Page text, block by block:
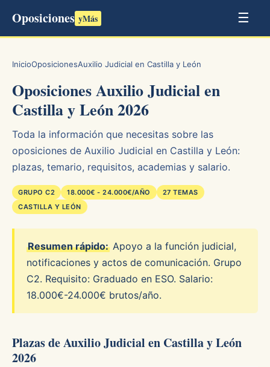
Oposiciones yMás ☰
InicioOposicionesAuxilio Judicial en Castilla y León
Oposiciones Auxilio Judicial en
Castilla y León 2026
Toda la información que necesitas sobre las
oposiciones de Auxilio Judicial en Castilla y León:
plazas, temario, requisitos, academias y salario.
GRUPO C2 18.000€ - 24.000€/AÑO
27 TEMAS
CASTILLA Y LEÓN
Resumen rápido: Apoyo a la función judicial,
notificaciones y actos de comunicación. Grupo
C2. Requisito: Graduado en ESO. Salario:
18.000€-24.000€ brutos/año.
Plazas de Auxilio Judicial en Castilla y León
2026